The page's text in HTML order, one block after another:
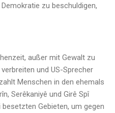
zu beschuldigen,
außer mit Gewalt zu
und US-Sprecher
Menschen in den ehemals
Serêkaniyê und Girê Spî
Gebieten, um gegen